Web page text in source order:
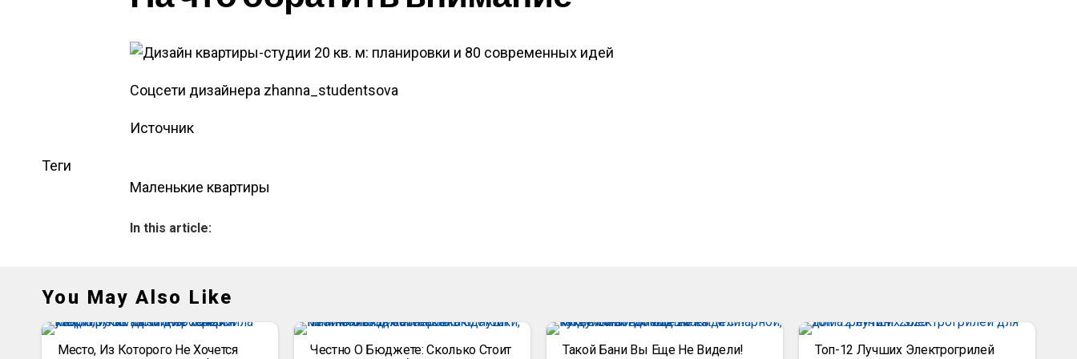
Соцсети дизайнера zhanna_studentsova
Источник
Теги
Маленькие квартиры
In this article:
You May Also Like
Место, Из Которого Не Хочется
Честно О Бюджете: Сколько Стоит
Такой Бани Вы Еще Не Видели!
Топ-12 Лучших Электрогрилей